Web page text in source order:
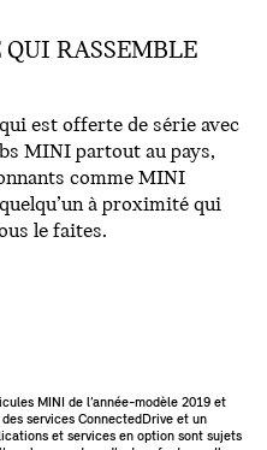
RASSEMBLE
est offerte de série avec
MINI partout au pays,
comme MINI
à proximité qui
le faites.
MINI de l’année-modèle 2019 et
services ConnectedDrive et un
et services en option sont sujets